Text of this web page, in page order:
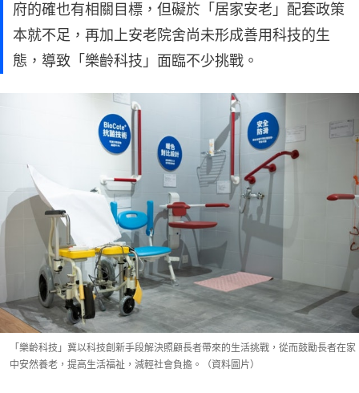
府的確也有相關目標，但礙於「居家安老」配套政策
本就不足，再加上安老院舍尚未形成善用科技的生
態，導致「樂齡科技」面臨不少挑戰。
「樂齡科技」冀以科技創新手段解決照顧長者帶來的生活挑戰，從而鼓勵長者在家
中安然養老，提高生活福祉，減輕社會負擔。（資料圖片）